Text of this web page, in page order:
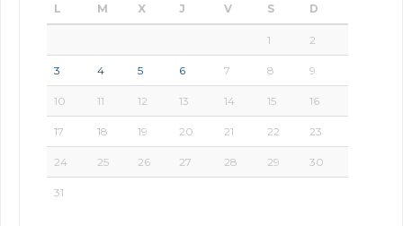
L M X J V S D
1 2
3 4 5 6 7 8 9
10 11 12 13 14 15 16
17 18 19 20 21 22 23
24 25 26 27 28 29 30
31